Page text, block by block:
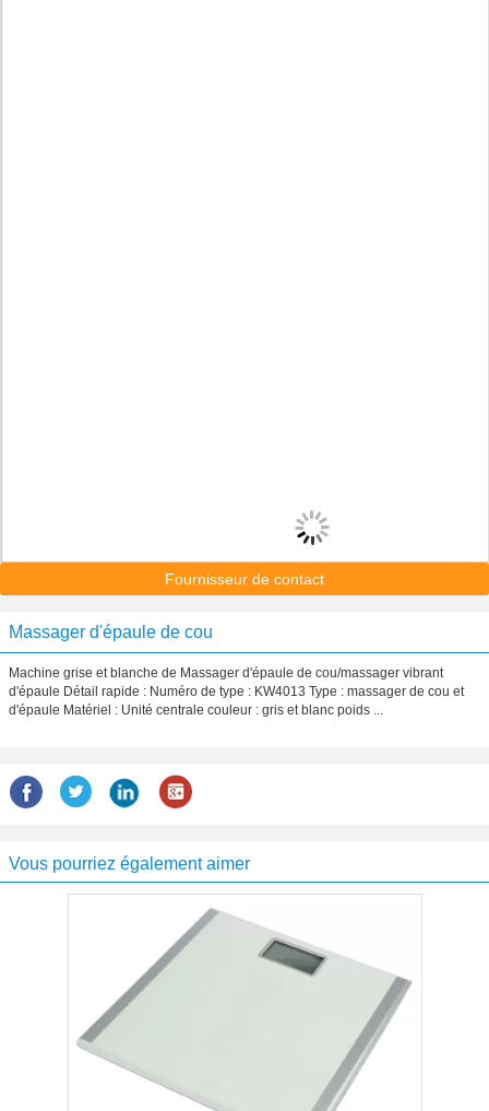
Fournisseur de contact
Massager d'épaule de cou
Machine grise et blanche de Massager d'épaule de cou/massager vibrant
d'épaule Détail rapide : Numéro de type : KW4013 Type : massager de cou et
d'épaule Matériel : Unité centrale couleur : gris et blanc poids ...
Vous pourriez également aimer